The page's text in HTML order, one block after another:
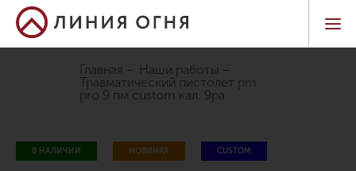
Главная
Наши работы
травматический пистолет pm
pro 9 пм custom кал. 9pa
В НАЛИЧИИ НОВИНКА CUSTOM